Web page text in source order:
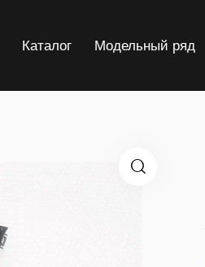
Каталог Модельный ряд